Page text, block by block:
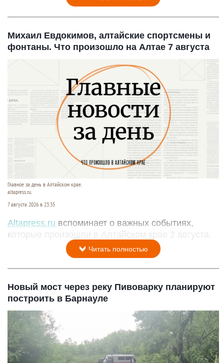
Михаил Евдокимов, алтайские спортсмены и
фонтаны. Что произошло на Алтае 7 августа
Главное за день в Алтайском крае.
altapress.ru.
7 августа 2026 в 23:35
Altapress.ru вспоминает о важных событиях,
которые произошли в Алтайском крае 2 августа.
Читать полностью
Новый мост через реку Пивоварку планируют
построить в Барнауле